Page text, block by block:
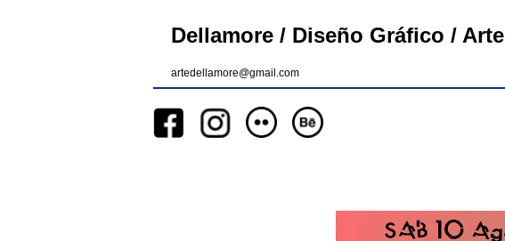
Dellamore / Diseño Gráfico / Arte
artedellamore@gmail.com